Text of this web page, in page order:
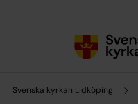
Svenska kyrkan Lidköping